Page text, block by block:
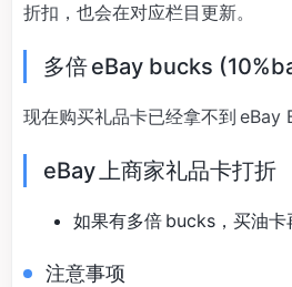
折扣，也会在对应栏目更新。
多倍 eBay bucks
现在购买礼品卡已经拿不到 eBay
eBay 上商家礼品卡打折
如果有多倍 bucks，买油卡
注意事项